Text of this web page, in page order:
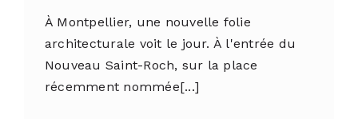
À Montpellier, une nouvelle folie
architecturale voit le jour. À l'entrée du
Nouveau Saint-Roch, sur la place
récemment nommée[...]